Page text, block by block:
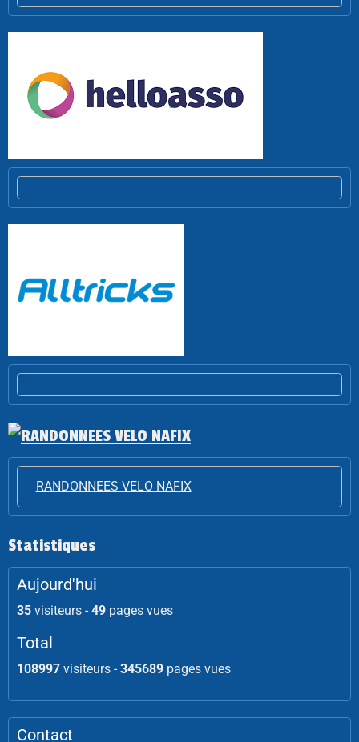
RANDONNEES VELO NAFIX
Statistiques
Aujourd'hui
35 visiteurs -49 pages vues
Total
108997 visiteurs -345689 pages vues
Contact